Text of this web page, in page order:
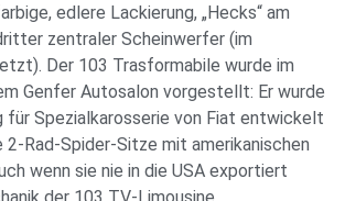
edlere Lackierung, „Hecks“ am
zentraler Scheinwerfer (im
Der 103 Trasformabile wurde im
Genfer Autosalon vorgestellt: Er wurde
für Spezialkarosserie von Fiat entwickelt
2-Rad-Spider-Sitze mit amerikanischen
wenn sie nie in die USA exportiert